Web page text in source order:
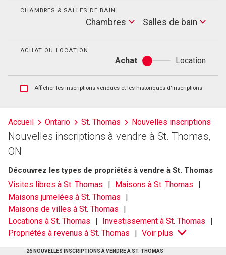
CHAMBRES & SALLES DE BAIN
Chambres
Salles
de
Salles de bain
ACHAT OU LOCATION
Achat
Achat
ou
location
Location
Afficher
et
les
historiques
d'inscriptions
Afficher les inscriptions vendues et les historiques d'inscriptions
Accueil Ontario St. Thomas Nouvelles inscriptions
Nouvelles inscriptions à vendre à St. Thomas,
ON
Découvrez les types de propriétés à vendre à St. Thomas
Visites libres à St. Thomas
Maisons à St. Thomas
Maisons jumelées à St. Thomas
Maisons de villes à St. Thomas
Locations à St. Thomas
Investissement à St. Thomas
Propriétés à revenus à St. Thomas
Voir plus
26 NOUVELLES INSCRIPTIONS À VENDRE À ST. THOMAS